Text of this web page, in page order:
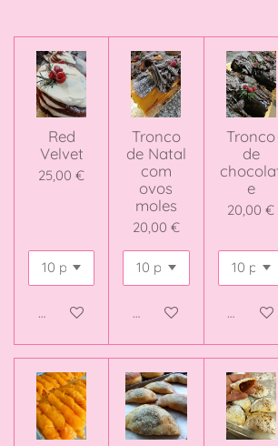
Red
Velvet
25,00 €
Adicionar ao carrinho
Tronco
de Natal
com
ovos
moles
20,00 €
Adicionar ao carrinho
Tronco
de
e
20,00 €